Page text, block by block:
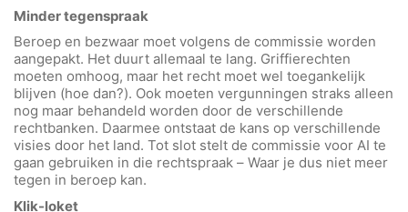
Minder tegenspraak
Beroep en bezwaar moet volgens de commissie worden
aangepakt. Het duurt allemaal te lang. Griffierechten
moeten omhoog, maar het recht moet wel toegankelijk
blijven (hoe dan?). Ook moeten vergunningen straks alleen
nog maar behandeld worden door de verschillende
rechtbanken. Daarmee ontstaat de kans op verschillende
visies door het land. Tot slot stelt de commissie voor AI te
gaan gebruiken in die rechtspraak – Waar je dus niet meer
tegen in beroep kan.
Klik-loket